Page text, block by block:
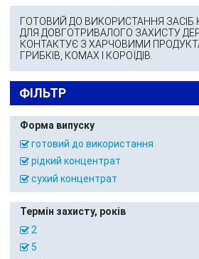
ГОТОВИЙ ДО ВИКОРИСТАННЯ ЗАСІБ
ДЛЯ ДОВГОТРИВАЛОГО ЗАХИСТУ
КОНТАКТУЄ З ХАРЧОВИМИ
ГРИБКІВ, КОМАХ І КОРОЇДІВ.
ФІЛЬТР
Форма випуску
готовий до використання
рідкий концентрат
сухий концентрат
Термін захисту, років
2
5